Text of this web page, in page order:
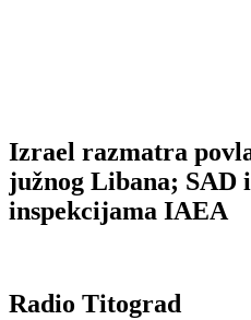
Izrael razmatra
južnog Libana; SAD
inspekcijama IAEA
Radio Titograd